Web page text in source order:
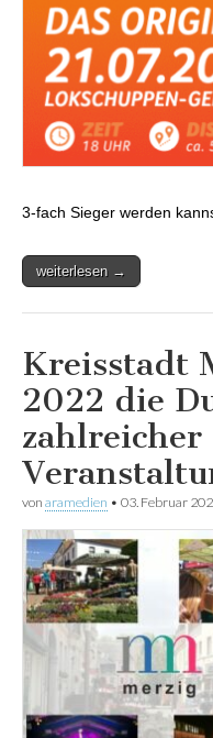
3-fach Sieger werden
weiterlesen →
Kreisstadt
2022 die
zahlreicher
von aramedien • 03. Februar